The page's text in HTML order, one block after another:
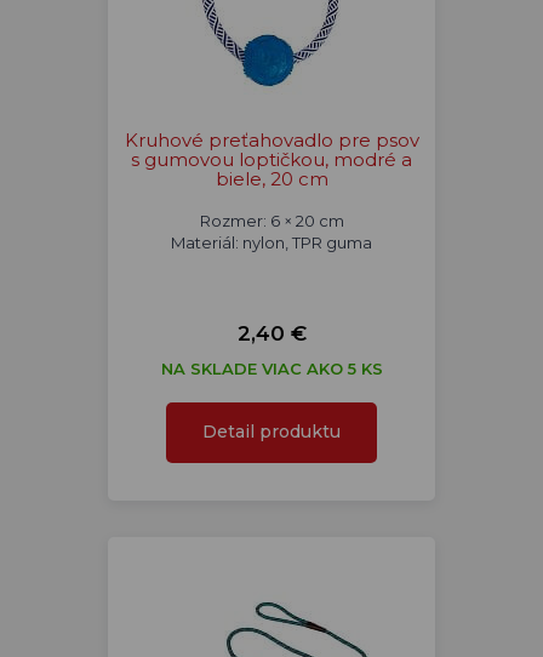
Kruhové preťahovadlo pre psov
s gumovou loptičkou, modré a
biele, 20 cm
Rozmer: 6 × 20 cm
Materiál: nylon, TPR guma
2,40 €
NA SKLADE VIAC AKO 5 KS
Detail produktu